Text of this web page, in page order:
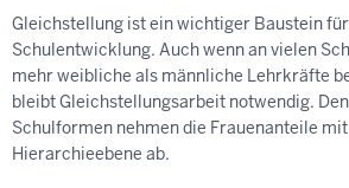
Gleichstellung ist ein wichtiger Baustein
Schulentwicklung. Auch wenn an vielen
mehr weibliche als männliche Lehrkräfte
bleibt Gleichstellungsarbeit notwendig.
Schulformen nehmen die Frauenanteile
Hierarchieebene ab.